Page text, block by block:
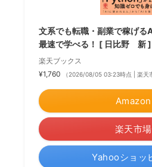
文系でも転職・副業で稼げる
最速で学べる！ [ 日比野 新 ]
楽天ブックス
¥1,760
（2026/08/05 03:23時点 | 楽天
Amazon
楽天市場
Yahooショッ